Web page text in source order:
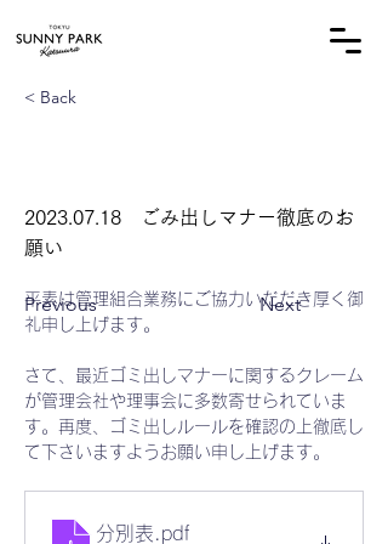
< Back
2023.07.18 ごみ出しマナー徹底のお
願い
Previous Next
平素は管理組合業務にご協力いだだき厚く御
礼申し上げます。
さて、最近ゴミ出しマナーに関するクレーム
が管理会社や理事会に多数寄せられていま
す。再度、ゴミ出しルールを確認の上徹底し
て下さいますようお願い申し上げます。
分別表 .pdf